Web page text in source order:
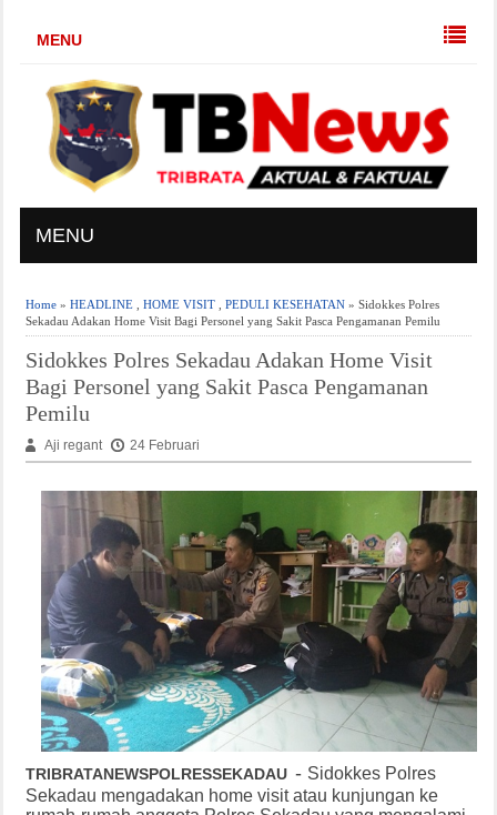
MENU
MENU
Home» HEADLINE, HOME VISIT, PEDULI KESEHATAN» Sidokkes Polres
Sekadau Adakan Home Visit Bagi Personel yang Sakit Pasca Pengamanan Pemilu
Sidokkes Polres Sekadau Adakan Home Visit
Bagi Personel yang Sakit Pasca Pengamanan
Pemilu
Aji regant 24 Februari
TRIBRATANEWSPOLRESSEKADAU - Sidokkes Polres
Sekadau mengadakan home visit atau kunjungan ke